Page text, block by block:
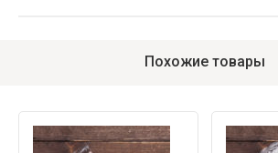
Похожие товары